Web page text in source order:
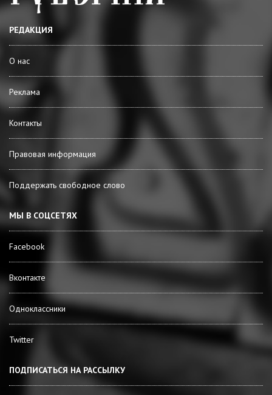
РЕДАКЦИЯ
О нас
Реклама
Контакты
Правовая информация
Поддержать свободное слово
МЫ В СОЦСЕТЯХ
Facebook
Вконтакте
Одноклассники
Twitter
ПОДПИСАТЬСЯ НА РАССЫЛКУ